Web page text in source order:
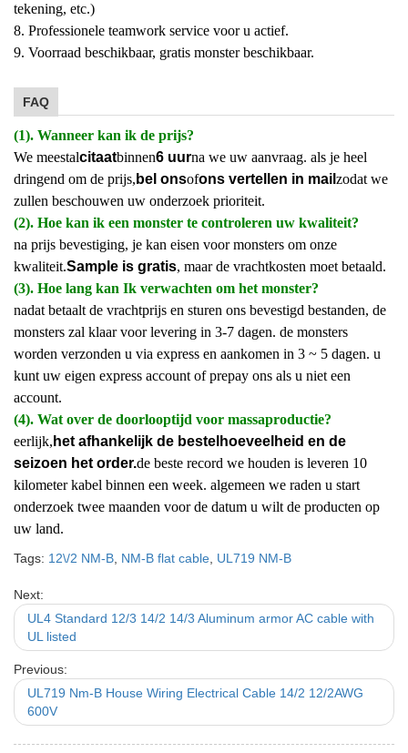
tekening, etc.)
8. Professionele teamwork service voor u actief.
9. Voorraad beschikbaar, gratis monster beschikbaar.
FAQ
(1). Wanneer kan ik de prijs?
We meestalcitaatbinnen6 uurna we uw aanvraag. als je heel
dringend om de prijs, bel onsofons vertellen in mail zodat we
zullen beschouwen uw onderzoek prioriteit.
(2). Hoe kan ik een monster te controleren uw kwaliteit?
na prijs bevestiging, je kan eisen voor monsters om onze
kwaliteit.Sample is gratis, maar de vrachtkosten moet betaald.
(3). Hoe lang kan Ik verwachten om het monster?
nadat betaalt de vrachtprijs en sturen ons bevestigd bestanden, de
monsters zal klaar voor levering in 3-7 dagen. de monsters
worden verzonden u via express en aankomen in 3 ~ 5 dagen. u
kunt uw eigen express account of prepay ons als u niet een
account.
(4). Wat over de doorlooptijd voor massaproductie?
eerlijk, het afhankelijk de bestelhoeveelheid en de
seizoen het order.de beste record we houden is leveren 10
kilometer kabel binnen een week. algemeen we raden u start
onderzoek twee maanden voor de datum u wilt de producten op
uw land.
Tags: 12\/2 NM-B NM-B flat cable UL719 NM-B
Next:
UL4 Standard 12/3 14/2 14/3 Aluminum armor AC cable with
UL listed
Previous:
UL719 Nm-B House Wiring Electrical Cable 14/2 12/2AWG
600V